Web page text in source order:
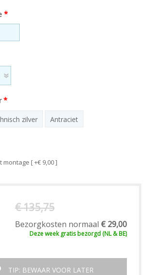
*
*
zilver Antraciet
montage [ +€ 9,00 ]
€ 135,75
Bezorgkosten normaal € 29,00
Deze weekgratisbezorgd (NL & BE)
TIP: BEWAAR VOOR LATER